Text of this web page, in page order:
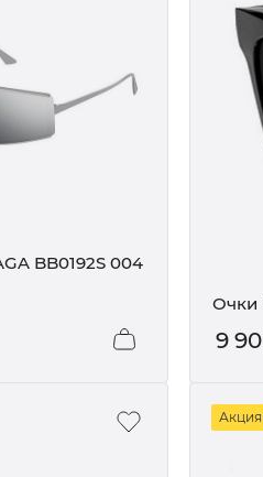
BB0192S 004
Очки
9
Акция